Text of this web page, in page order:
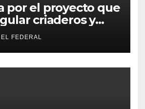
por el proyecto que
criaderos y
perros y gatos:
excesos, mientras
reclaman
más duros
FEDERAL